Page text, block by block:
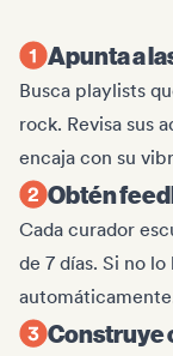
Apunta a
Busca playlists
rock. Revisa sus
encaja con su
Obtén
Cada curador
de 7 días. Si no
Construye